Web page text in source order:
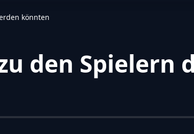
könnten
den Spielern